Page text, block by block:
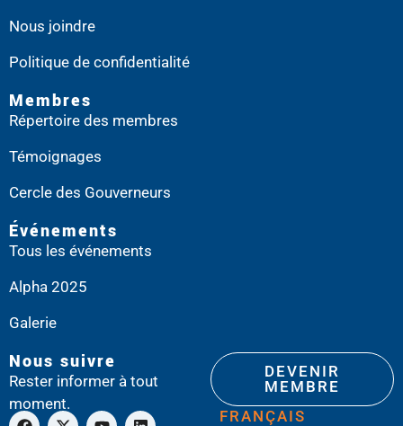
Nous joindre
Politique de confidentialité
Membres
Répertoire des membres
Témoignages
Cercle des Gouverneurs
Événements
Tous les événements
Alpha 2025
Galerie
Nous suivre
Rester informer à tout
moment.
DEVENIR
MEMBRE
FRANÇAIS